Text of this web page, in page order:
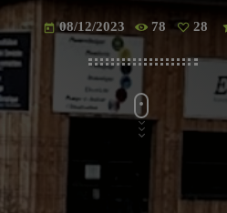
today 08/12/2023 78 28